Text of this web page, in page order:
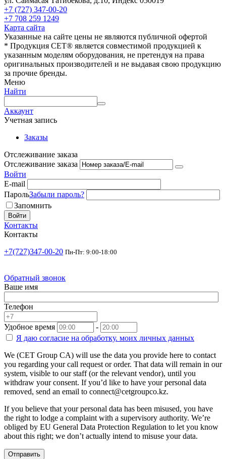
+7 (727) 347-00-20
+7 708 259 1249
Карта сайта
Указанные на сайте цены не являются публичной офертой
* Продукция СЕТ® является совместимой продукцией к
указанным моделям оборудования, не претендуя на права
оригинальных производителей и не выдавая свою продукцию
за прочие бренды.
Меню
Найти
Аккаунт
Учетная запись
Заказы
Отслеживание заказа
Отслеживание заказа
Войти
E-mail
ПарольЗабыли пароль?
Запомнить
Войти
Контакты
Контакты
+7(727)347-00-20 Пн-Пт: 9:00-18:00
Обратный звонок
Ваше имя
Телефон
Удобное время
-
Я даю согласие на обработку. моих личных данных
We (CET Group CA) will use the data you provide here to contact
you regarding your call request or order. That data will remain in our
system, visible to our staff (or the relevant vendor), until you
withdraw your consent. If you’d like to have your personal data
removed, send an email to connect@cetgroupco.kz.
If you believe that your personal data has been misused, you have
the right to lodge a complaint with a supervisory authority. We’re
obliged by EU General Data Protection Regulation to let you know
about this right; we don’t actually intend to misuse your data.
Отправить